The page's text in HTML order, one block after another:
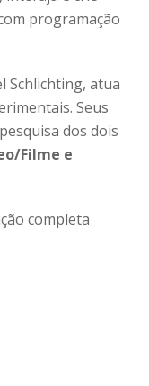
programação
Schlichting, atua
Seus
dos dois
Filme e
completa